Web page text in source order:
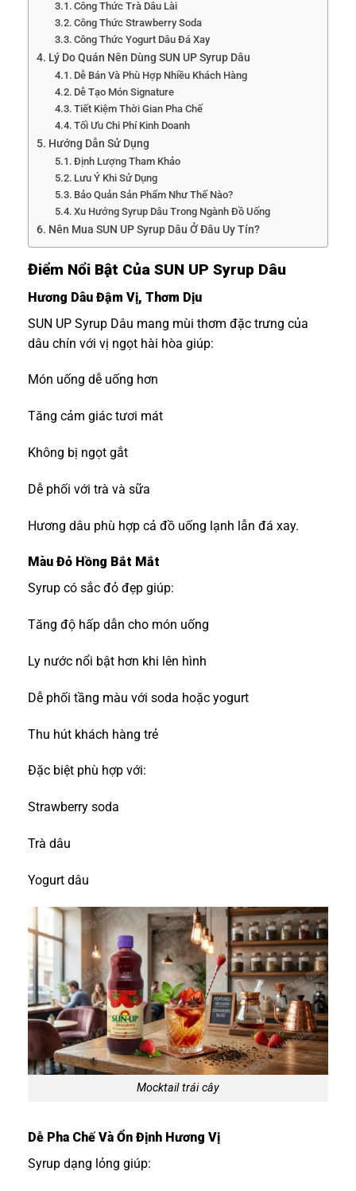
Công Thức Trà Dâu Lài
Công Thức Strawberry Soda
Công Thức Yogurt Dâu Đá Xay
Lý Do Quán Nên Dùng SUN UP Syrup Dâu
Dễ Bán Và Phù Hợp Nhiều Khách Hàng
Dễ Tạo Món Signature
Tiết Kiệm Thời Gian Pha Chế
Tối Ưu Chi Phí Kinh Doanh
Hướng Dẫn Sử Dụng
Định Lượng Tham Khảo
Lưu Ý Khi Sử Dụng
Bảo Quản Sản Phẩm Như Thế Nào?
Xu Hướng Syrup Dâu Trong Ngành Đồ Uống
Nên Mua SUN UP Syrup Dâu Ở Đâu Uy Tín?
Điểm Nổi Bật Của SUN UP Syrup Dâu
Hương Dâu Đậm Vị, Thơm Dịu
SUN UP Syrup Dâu mang mùi thơm đặc trưng của
dâu chín với vị ngọt hài hòa giúp:
Món uống dễ uống hơn
Tăng cảm giác tươi mát
Không bị ngọt gắt
Dễ phối với trà và sữa
Hương dâu phù hợp cả đồ uống lạnh lẫn đá xay.
Màu Đỏ Hồng Bắt Mắt
Syrup có sắc đỏ đẹp giúp:
Tăng độ hấp dẫn cho món uống
Ly nước nổi bật hơn khi lên hình
Dễ phối tầng màu với soda hoặc yogurt
Thu hút khách hàng trẻ
Đặc biệt phù hợp với:
Strawberry soda
Trà dâu
Yogurt dâu
Mocktail trái cây
Dễ Pha Chế Và Ổn Định Hương Vị
Syrup dạng lỏng giúp: